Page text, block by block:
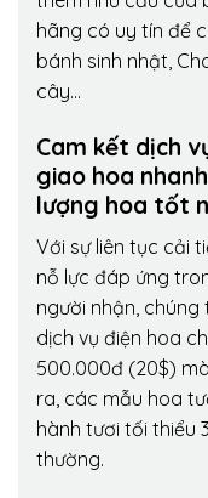
hãng có uy tín để
bánh sinh nhật,
cây…
Cam kết dịch
giao hoa
lượng hoa tốt
Với sự liên tục cải
nỗ lực đáp ứng
người nhận,
dịch vụ điện hoa
500.000đ (20$)
ra, các mẫu hoa
hành tươi tối thiểu
thường.